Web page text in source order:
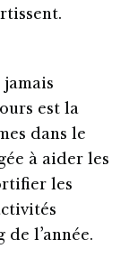
jamais
est la
dans le
à aider les
les
l’année.